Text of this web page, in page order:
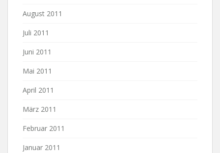
August 2011
Juli 2011
Juni 2011
Mai 2011
April 2011
März 2011
Februar 2011
Januar 2011